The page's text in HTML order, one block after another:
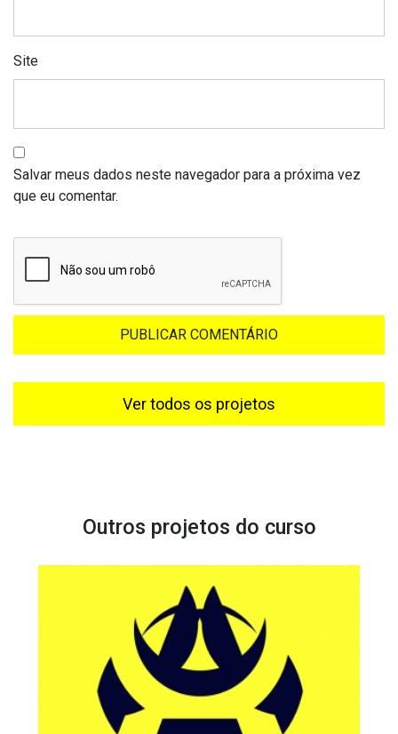
Ver todos os projetos
Site
Salvar meus dados neste navegador para a próxima vez
que eu comentar.
Outros projetos do curso